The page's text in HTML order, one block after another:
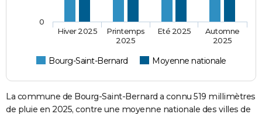
Bourg-Saint-Bernard Moyenne nationale
Hiver 2025
Printemps
2025
Eté 2025
Automne
2025
0
La commune de Bourg-Saint-Bernard a connu 519 millimètres
de pluie en 2025, contre une moyenne nationale des villes de